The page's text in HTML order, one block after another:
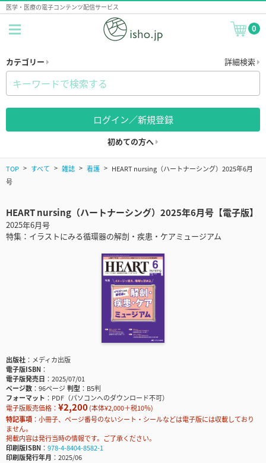
医学・医療の電子コンテンツ配信サービス
0
カテゴリー 詳細検索
ログイン／新規登録
初めての方へ
TOP すべて 雑誌 看護
HEART nursing（ハートナーシング）2025年6月
号
HEART nursing（ハートナーシング）2025年6月号【電子版】
2025年6月号
特集：イラストにみる循環器の解剖・疾患・ケアミュージアム
出版社
メディカ出版
電子版ISBN
電子版発売日
2025/07/01
ページ数
96ページ判型
B5判
フォーマット
PDF（パソコンへのダウンロード不可）
電子版販売価格： ¥2,200(本体¥2,000＋税10％)
特記事項
小冊子、ページ番号のないシート・シールなどは電子版には収載しており
ません。
掲載内容は発行当時の情報です。ご了承ください。
印刷版ISBN
978-4-8404-8582-1
印刷版発行年月
2025/06